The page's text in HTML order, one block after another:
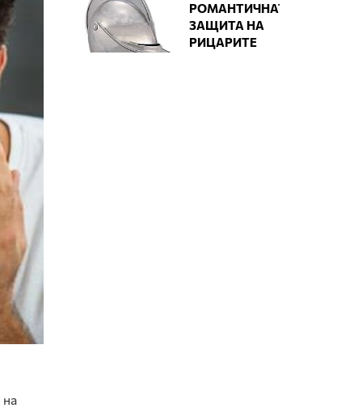
РОМАНТИЧНАТА
ЗАЩИТА НА
РИЦАРИТЕ